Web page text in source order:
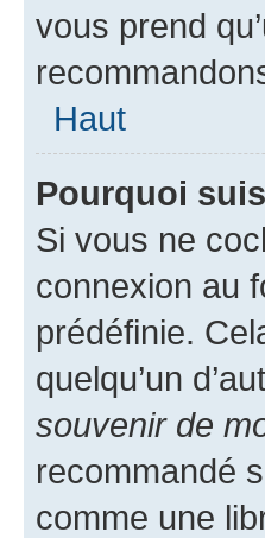
vous prend
Haut
Pourquoi
Si vous ne
connexion au
prédéfinie.
quelqu’un
souvenir de
recommandé
comme une